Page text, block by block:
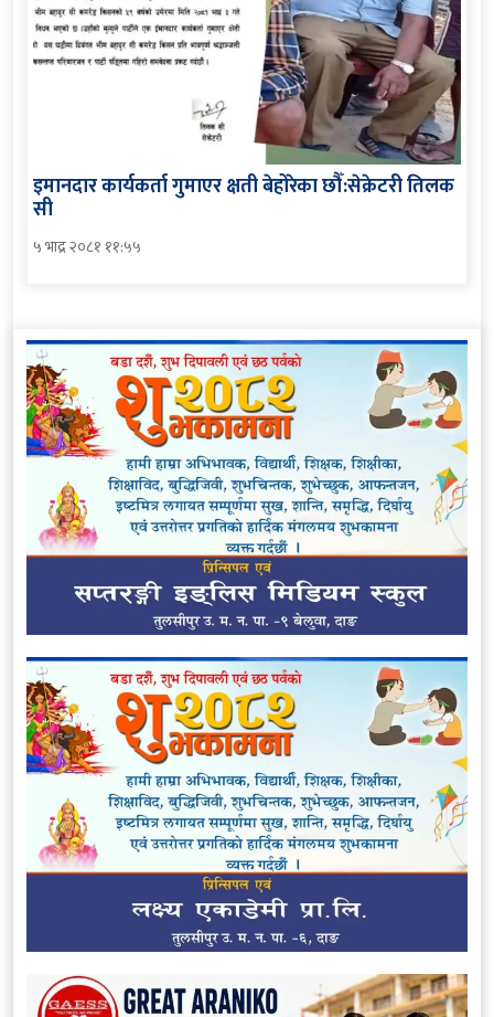
इमानदार कार्यकर्ता गुमाएर क्षती बेहोरेका छौँ:सेक्रेटरी तिलक
सी
५ भाद्र २०८१ ११:५५